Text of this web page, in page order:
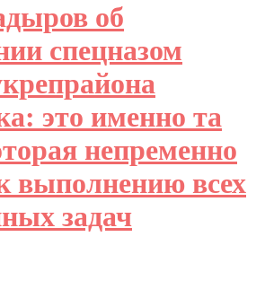
об
спецназом
это именно та
непременно
выполнению всех
задач